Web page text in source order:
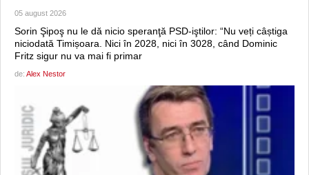
05 august 2026
Sorin Şipoş nu le dă nicio speranţă PSD-iştilor: “Nu veți câștiga
niciodată Timișoara. Nici în 2028, nici în 3028, când Dominic
Fritz sigur nu va mai fi primar
de: Alex Nestor